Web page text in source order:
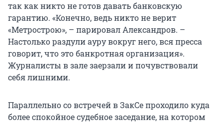
так как никто не готов давать банковскую
гарантию. «Конечно, ведь никто не верит
«Метрострою», – парировал Александров. –
Настолько раздули ауру вокруг него, вся пресса
говорит, что это банкротная организация».
Журналисты в зале заерзали и почувствовали
себя лишними.
Параллельно со встречей в ЗакСе проходило куда
более спокойное судебное заседание, на котором